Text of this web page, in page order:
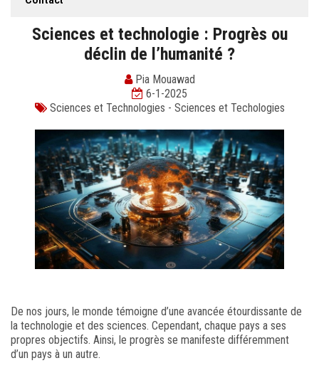
Sciences et technologie : Progrès ou
déclin de l’humanité ?
Pia Mouawad
6-1-2025
Sciences et Technologies - Sciences et Techologies
De nos jours, le monde témoigne d’une avancée étourdissante de
la technologie et des sciences. Cependant, chaque pays a ses
propres objectifs. Ainsi, le progrès se manifeste différemment
d’un pays à un autre.